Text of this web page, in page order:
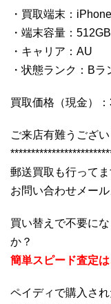
・買取端末：
・端末容量：512GB
・キャリア：AU
・状態ランク：Bラ
買取価格（現金）
ご来店有難うござ
郵送買取も行ってま
お問い合わせメー
買い替えで不要に
か？
簡単スピード査定
ペイディで購入さ